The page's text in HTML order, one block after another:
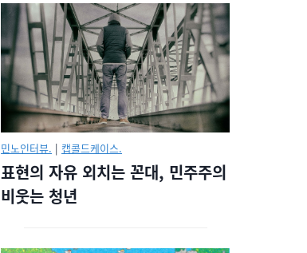
민노인터뷰. | 캡콜드케이스.
표현의 자유 외치는 꼰대, 민주주의
비웃는 청년